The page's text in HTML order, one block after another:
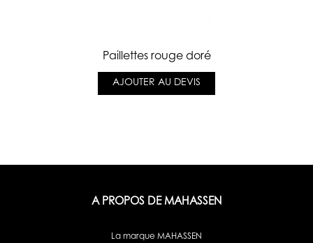
Paillettes rouge doré
AJOUTER AU DEVIS
A PROPOS DE MAHASSEN
La marque MAHASSEN